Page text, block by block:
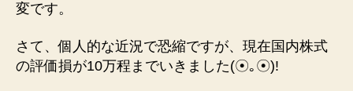
変です。
さて、個人的な近況で恐縮ですが、現在国内株式
の評価損が10万程までいきました(☉｡☉)!